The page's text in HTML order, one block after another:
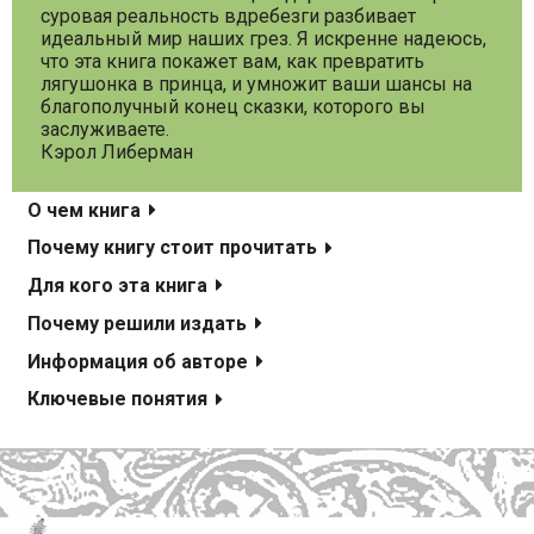
суровая реальность вдребезги разбивает
идеальный мир наших грез. Я искренне надеюсь,
что эта книга покажет вам, как превратить
лягушонка в принца, и умножит ваши шансы на
благополучный конец сказки, которого вы
заслуживаете.
Кэрол Либерман
О чем книга
Почему книгу стоит прочитать
Для кого эта книга
Почему решили издать
Информация об авторе
Ключевые понятия